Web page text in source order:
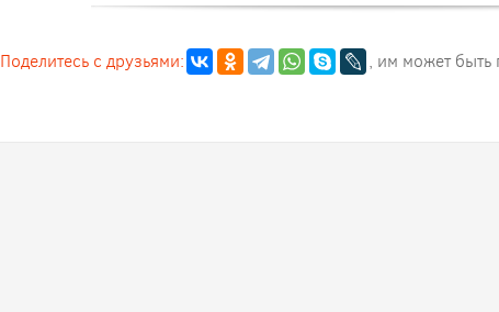
Поделитесь с друзьями: , им может быть